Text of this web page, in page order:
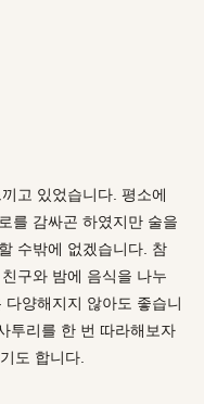
고 있었습니다. 평소에
를 감싸곤 하였지만 술을
수밖에 없겠습니다. 참
구와 밤에 음식을 나누
양해지지 않아도 좋습니
투리를 한 번 따라해보자
도 합니다.